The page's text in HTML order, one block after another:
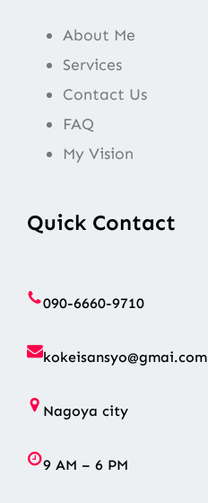
About Me
Services
Contact Us
FAQ
My Vision
Quick Contact
090-6660-9710
kokeisansyo@gmai.com
Nagoya city
9 AM – 6 PM